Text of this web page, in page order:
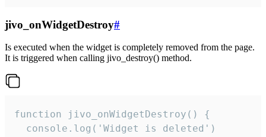
jivo_onWidgetDestroy#
Is executed when the widget is completely removed from the page.
It is triggered when calling jivo_destroy() method.
function jivo_onWidgetDestroy() {
  console.log('Widget is deleted')